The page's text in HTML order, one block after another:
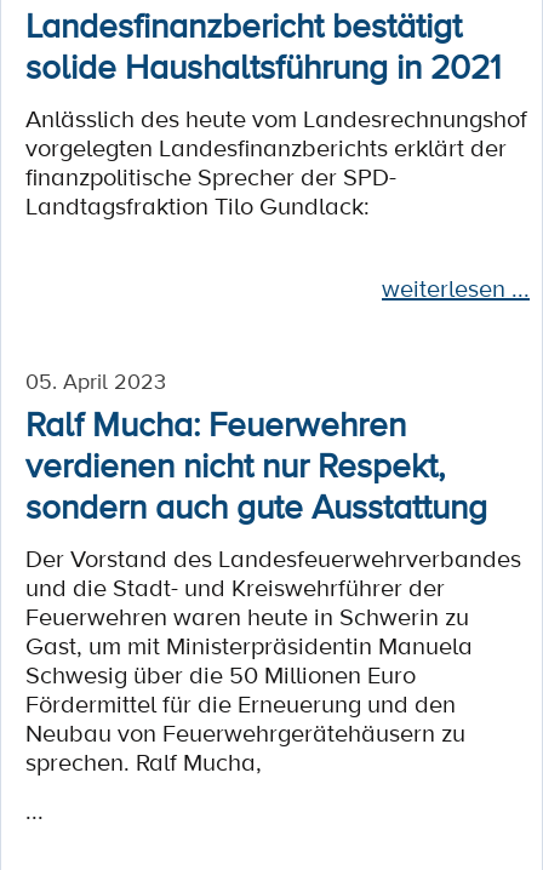
Landesfinanzbericht bestätigt
solide Haushaltsführung in 2021
Anlässlich des heute vom Landesrechnungshof
vorgelegten Landesfinanzberichts erklärt der
finanzpolitische Sprecher der SPD-
Landtagsfraktion Tilo Gundlack:
weiterlesen ...
05. April 2023
Ralf Mucha: Feuerwehren
verdienen nicht nur Respekt,
sondern auch gute Ausstattung
Der Vorstand des Landesfeuerwehrverbandes
und die Stadt- und Kreiswehrführer der
Feuerwehren waren heute in Schwerin zu
Gast, um mit Ministerpräsidentin Manuela
Schwesig über die 50 Millionen Euro
Fördermittel für die Erneuerung und den
Neubau von Feuerwehrgerätehäusern zu
sprechen. Ralf Mucha,
...